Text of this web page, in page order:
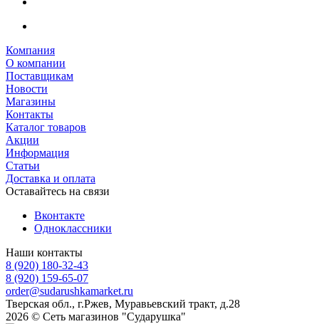
Компания
О компании
Поставщикам
Новости
Магазины
Контакты
Каталог товаров
Акции
Информация
Статьи
Доставка и оплата
Оставайтесь на связи
Вконтакте
Одноклассники
Наши контакты
8 (920) 180-32-43
8 (920) 159-65-07
order@sudarushkamarket.ru
Тверская обл., г.Ржев, Муравьевский тракт, д.28
2026 © Сеть магазинов "Сударушка"